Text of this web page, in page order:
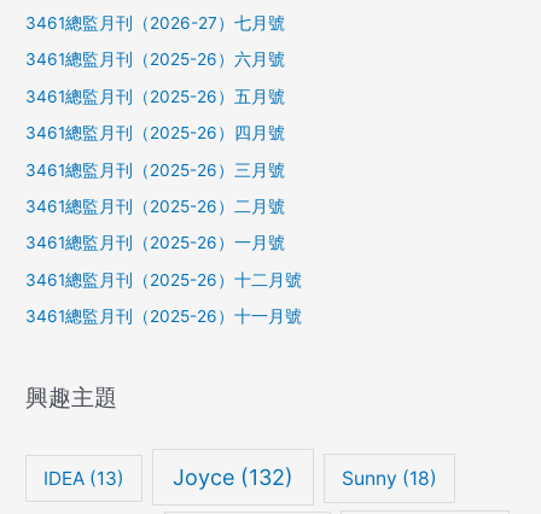
3461總監月刊（2026-27）七月號
3461總監月刊（2025-26）六月號
3461總監月刊（2025-26）五月號
3461總監月刊（2025-26）四月號
3461總監月刊（2025-26）三月號
3461總監月刊（2025-26）二月號
3461總監月刊（2025-26）一月號
3461總監月刊（2025-26）十二月號
3461總監月刊（2025-26）十一月號
興趣主題
IDEA(13) Joyce(132) Sunny (18)